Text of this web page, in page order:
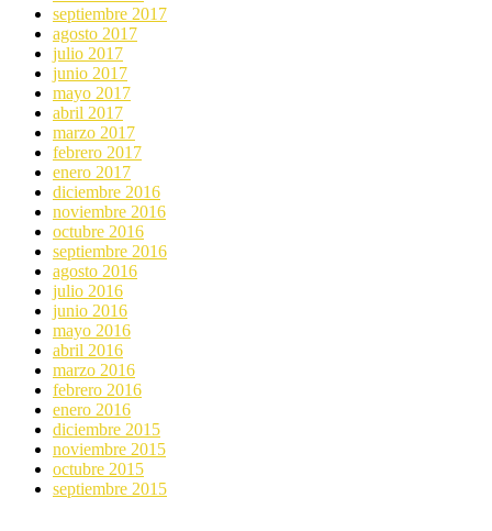
septiembre 2017
agosto 2017
julio 2017
junio 2017
mayo 2017
abril 2017
marzo 2017
febrero 2017
enero 2017
diciembre 2016
noviembre 2016
octubre 2016
septiembre 2016
agosto 2016
julio 2016
junio 2016
mayo 2016
abril 2016
marzo 2016
febrero 2016
enero 2016
diciembre 2015
noviembre 2015
octubre 2015
septiembre 2015